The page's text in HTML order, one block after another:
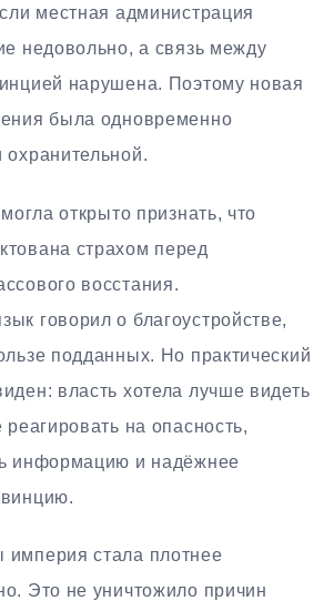
местная администрация
недовольно, а связь между
нарушена. Поэтому новая
была одновременно
открыто признать, что
страхом перед
восстания.
говорил о благоустройстве,
подданных. Но практический
власть хотела лучше видеть
реагировать на опасность,
информацию и надёжнее
стала плотнее
Это не уничтожило причин